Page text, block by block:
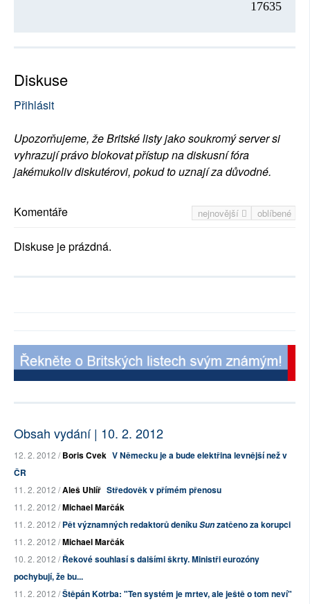
17635
Diskuse
Přihlásit
Upozorňujeme, že Britské listy jako soukromý server si
vyhrazují právo blokovat přístup na diskusní fóra
jakémukoliv diskutérovi, pokud to uznají za důvodné.
nejnovější oblíbené
Komentáře
Diskuse je prázdná.
Obsah vydání | 10. 2. 2012
12. 2. 2012 /Boris Cvek V Německu je a bude elektřina levnější než v
ČR
11. 2. 2012 /Aleš Uhlíř Středověk v přímém přenosu
11. 2. 2012 /Michael Marčák
11. 2. 2012 /Pět významných redaktorů deníkuSunzatčeno za korupci
11. 2. 2012 /Michael Marčák
10. 2. 2012 /Řekové souhlasí s dalšími škrty. Ministři eurozóny
pochybují, že bu...
11. 2. 2012 /Štěpán Kotrba: "Ten systém je mrtev, ale ještě o tom neví"